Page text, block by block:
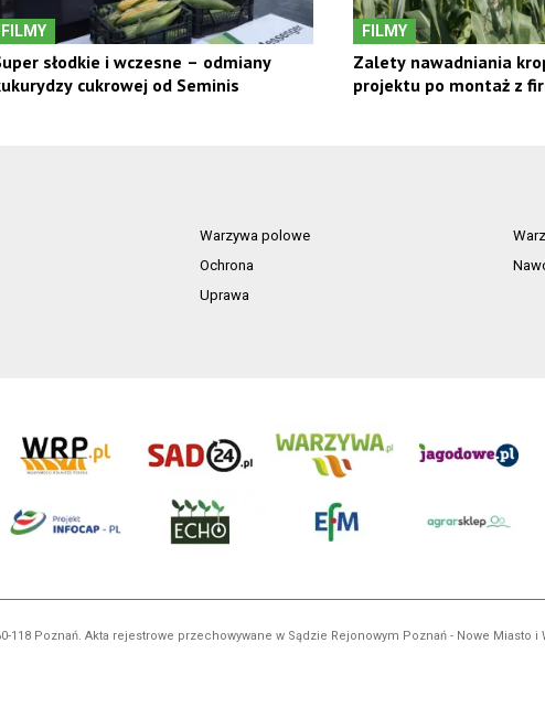
FILMY
słodkie i wczesne – odmiany
cukrowej od Seminis
FILMY
Zalety nawadniania
projektu po montaż z
Warzywa polowe
Ochrona
Uprawa
118 Poznań. Akta rejestrowe przechowywane w Sądzie Rejonowym Poznań - Nowe Miasto i